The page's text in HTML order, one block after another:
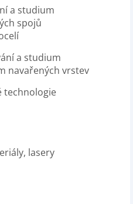
a studium
spojů
a studium
navařených vrstev
technologie
lasery